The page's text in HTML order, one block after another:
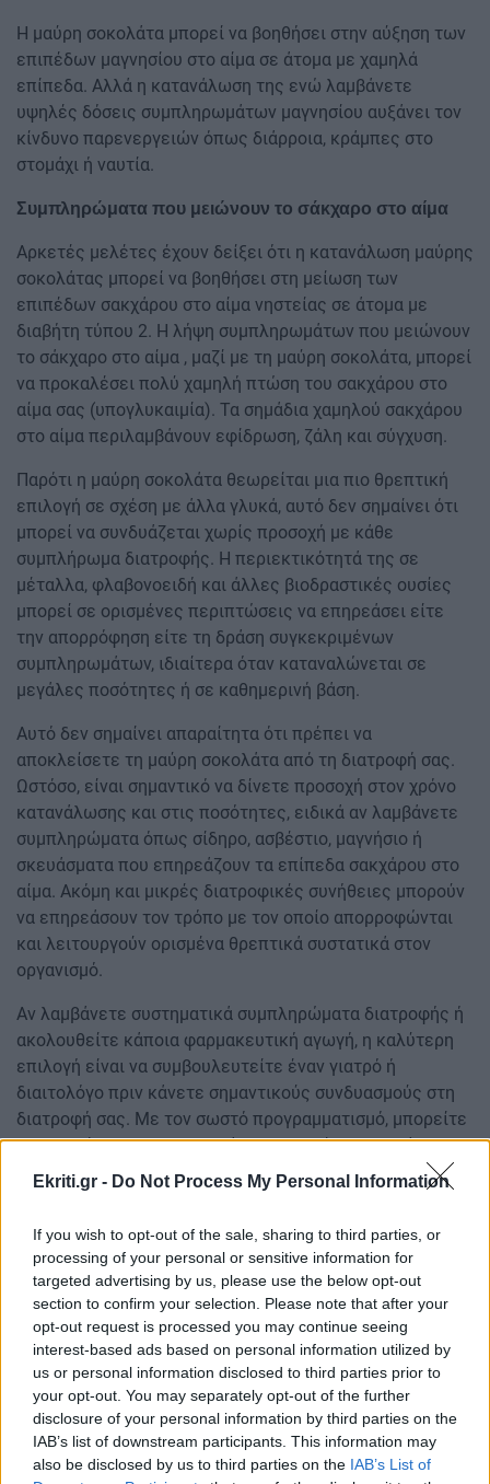
Ekriti.gr - Do Not Process My Personal Information
If you wish to opt-out of the sale, sharing to third parties, or
processing of your personal or sensitive information for
targeted advertising by us, please use the below opt-out
section to confirm your selection. Please note that after your
opt-out request is processed you may continue seeing
interest-based ads based on personal information utilized by
us or personal information disclosed to third parties prior to
your opt-out. You may separately opt-out of the further
disclosure of your personal information by third parties on the
IAB’s list of downstream participants. This information may
also be disclosed by us to third parties on the IAB’s List of
Η μαύρη σοκολάτα μπορεί να βοηθήσει στην αύξηση των
επιπέδων μαγνησίου στο αίμα σε άτομα με χαμηλά
επίπεδα. Αλλά η κατανάλωση της ενώ λαμβάνετε
υψηλές δόσεις συμπληρωμάτων μαγνησίου αυξάνει τον
κίνδυνο παρενεργειών όπως διάρροια, κράμπες στο
στομάχι ή ναυτία.
Συμπληρώματα που μειώνουν το σάκχαρο στο αίμα
Αρκετές μελέτες έχουν δείξει ότι η κατανάλωση μαύρης
σοκολάτας μπορεί να βοηθήσει στη μείωση των
επιπέδων σακχάρου στο αίμα νηστείας σε άτομα με
διαβήτη τύπου 2. Η λήψη συμπληρωμάτων που μειώνουν
το σάκχαρο στο αίμα , μαζί με τη μαύρη σοκολάτα, μπορεί
να προκαλέσει πολύ χαμηλή πτώση του σακχάρου στο
αίμα σας (υπογλυκαιμία). Τα σημάδια χαμηλού σακχάρου
στο αίμα περιλαμβάνουν εφίδρωση, ζάλη και σύγχυση.
Παρότι η μαύρη σοκολάτα θεωρείται μια πιο θρεπτική
επιλογή σε σχέση με άλλα γλυκά, αυτό δεν σημαίνει ότι
μπορεί να συνδυάζεται χωρίς προσοχή με κάθε
συμπλήρωμα διατροφής. Η περιεκτικότητά της σε
μέταλλα, φλαβονοειδή και άλλες βιοδραστικές ουσίες
μπορεί σε ορισμένες περιπτώσεις να επηρεάσει είτε
την απορρόφηση είτε τη δράση συγκεκριμένων
συμπληρωμάτων, ιδιαίτερα όταν καταναλώνεται σε
μεγάλες ποσότητες ή σε καθημερινή βάση.
Αυτό δεν σημαίνει απαραίτητα ότι πρέπει να
αποκλείσετε τη μαύρη σοκολάτα από τη διατροφή σας.
Ωστόσο, είναι σημαντικό να δίνετε προσοχή στον χρόνο
κατανάλωσης και στις ποσότητες, ειδικά αν λαμβάνετε
συμπληρώματα όπως σίδηρο, ασβέστιο, μαγνήσιο ή
σκευάσματα που επηρεάζουν τα επίπεδα σακχάρου στο
αίμα. Ακόμη και μικρές διατροφικές συνήθειες μπορούν
να επηρεάσουν τον τρόπο με τον οποίο απορροφώνται
και λειτουργούν ορισμένα θρεπτικά συστατικά στον
οργανισμό.
Αν λαμβάνετε συστηματικά συμπληρώματα διατροφής ή
ακολουθείτε κάποια φαρμακευτική αγωγή, η καλύτερη
επιλογή είναι να συμβουλευτείτε έναν γιατρό ή
διαιτολόγο πριν κάνετε σημαντικούς συνδυασμούς στη
διατροφή σας. Με τον σωστό προγραμματισμό, μπορείτε
να συνεχίσετε να απολαμβάνετε τη μαύρη σοκολάτα
χωρίς να επηρεάζεται η αποτελεσματικότητα των
συμπληρωμάτων σας.
Πηγή: jenny.gr
ΔΙΑΒΑΣΤΕ ΕΠΙΣΗΣ:
Eurovision 2026: Οι ευχές της Άννας Βίσση στην Antigoni
για «καλή επιτυχία»
Ακολουθήστε το ekriti.gr στοGoogle News
μάθετε πρώτοι όλες τις ειδήσεις για την Κρήτη
και όχι μόνο.